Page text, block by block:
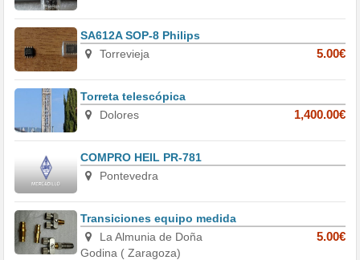
SA612A SOP-8 Philips
Torrevieja
5.00€
Torreta telescópica
Dolores
1,400.00€
COMPRO HEIL PR-781
Pontevedra
Transiciones equipo medida
La Almunia de Doña
Godina ( Zaragoza)
5.00€